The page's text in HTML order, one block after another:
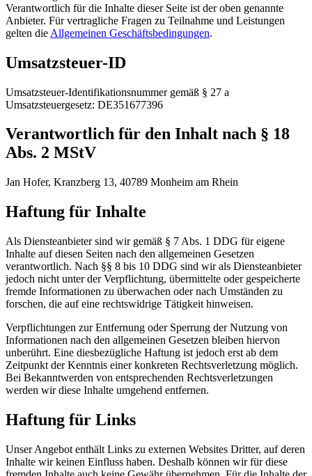
Verantwortlich für die Inhalte dieser Seite ist der oben genannte
Anbieter. Für vertragliche Fragen zu Teilnahme und Leistungen
gelten die Allgemeinen Geschäftsbedingungen.
Umsatzsteuer-ID
Umsatzsteuer-Identifikationsnummer gemäß § 27 a
Umsatzsteuergesetz: DE351677396
Verantwortlich für den Inhalt nach § 18
Abs. 2 MStV
Jan Hofer, Kranzberg 13, 40789 Monheim am Rhein
Haftung für Inhalte
Als Diensteanbieter sind wir gemäß § 7 Abs. 1 DDG für eigene
Inhalte auf diesen Seiten nach den allgemeinen Gesetzen
verantwortlich. Nach §§ 8 bis 10 DDG sind wir als Diensteanbieter
jedoch nicht unter der Verpflichtung, übermittelte oder gespeicherte
fremde Informationen zu überwachen oder nach Umständen zu
forschen, die auf eine rechtswidrige Tätigkeit hinweisen.
Verpflichtungen zur Entfernung oder Sperrung der Nutzung von
Informationen nach den allgemeinen Gesetzen bleiben hiervon
unberührt. Eine diesbezügliche Haftung ist jedoch erst ab dem
Zeitpunkt der Kenntnis einer konkreten Rechtsverletzung möglich.
Bei Bekanntwerden von entsprechenden Rechtsverletzungen
werden wir diese Inhalte umgehend entfernen.
Haftung für Links
Unser Angebot enthält Links zu externen Websites Dritter, auf deren
Inhalte wir keinen Einfluss haben. Deshalb können wir für diese